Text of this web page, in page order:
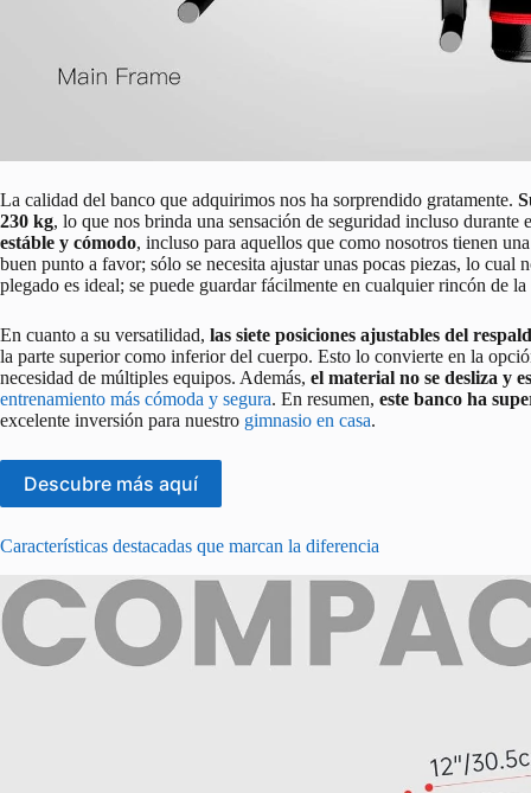
La calidad del banco que adquirimos nos ha sorprendido gratamente.
230 kg, lo que nos brinda una sensación de seguridad incluso
estáble y cómodo, incluso para aquellos que como nosotros tienen
buen punto a favor; sólo se necesita ajustar unas pocas piezas, lo
plegado es ideal; se puede guardar fácilmente en cualquier rincón de
En cuanto a su versatilidad, las siete posiciones ajustables del
la parte superior como inferior del cuerpo. Esto lo convierte en la
necesidad de múltiples equipos. Además, el material no se desliza y
entrenamiento más cómoda y segura. En resumen, este banco ha
excelente inversión para nuestro gimnasio en casa.
Descubre más aquí
Características destacadas que marcan la diferencia